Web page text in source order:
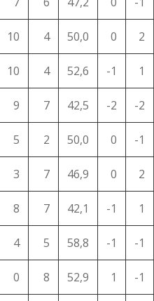
10 4 50,0 0 2
10 4 52,6 -1 1
9 7 42,5 -2 -2
5 2 50,0 0 -1
3 7 46,9 0 2
8 7 42,1 -1 1
4 5 58,8 -1 -1
0 8 52,9 1 -1